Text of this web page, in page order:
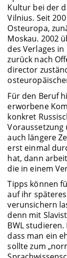
Kultur bei der
Vilnius. Seit
Osteuropa,
Moskau. 2002
des Verlages
zurück nach
director
Für den Beruf
erworbene
konkret
Voraussetzung
auch längere
erst einmal
hat, dann
die in einem
Tipps können
auf ihr
verunsichern
denn mit
BWL
dass man ein
sollte zum